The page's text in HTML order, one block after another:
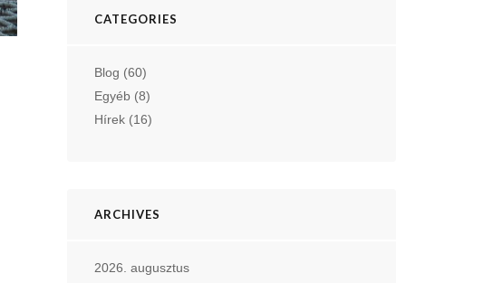
CATEGORIES
Blog (60)
Egyéb(8)
Hírek(16)
ARCHIVES
2026. augusztus